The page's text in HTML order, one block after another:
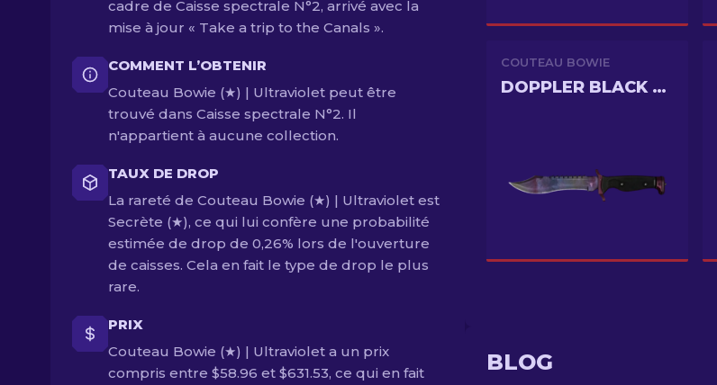
cadre de Caisse spectrale N°2, arrivé avec la
mise à jour « Take a trip to the Canals ».
COMMENT L’OBTENIR
Couteau Bowie (★) | Ultraviolet peut être
trouvé dans Caisse spectrale N°2. Il
n'appartient à aucune collection.
TAUX DE DROP
La rareté de Couteau Bowie (★) | Ultraviolet est
Secrète (★), ce qui lui confère une probabilité
estimée de drop de 0,26% lors de l'ouverture
de caisses. Cela en fait le type de drop le plus
rare.
PRIX
Couteau Bowie (★) | Ultraviolet a un prix
compris entre $58.96 et $631.53, ce qui en fait
COUTEAU BOWIE
DOPPLER BLACK PEARL
BLOG